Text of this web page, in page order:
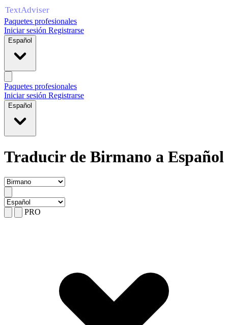
Paquetes profesionales
Iniciar sesión Registrarse
Español
Paquetes profesionales
Iniciar sesión Registrarse
Español
Traducir de Birmano a Español
PRO